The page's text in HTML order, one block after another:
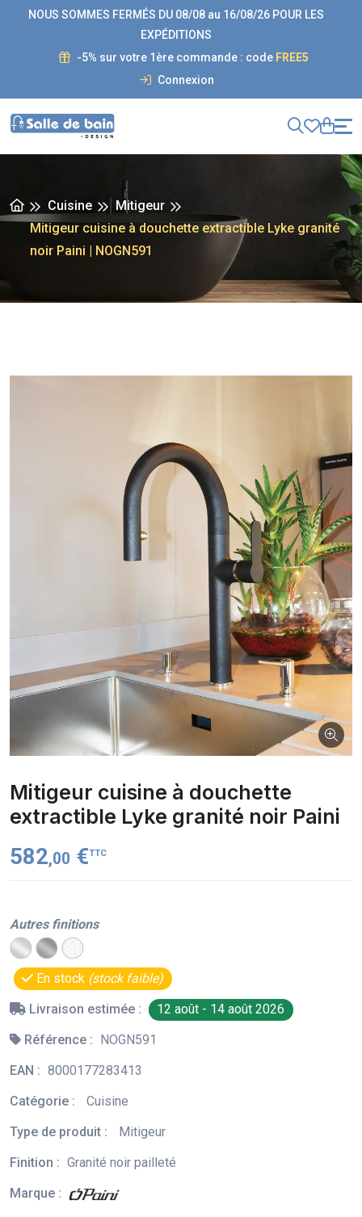
NOUS SOMMES FERMÉS DU 08/08 au 16/08/26 POUR LES
EXPÉDITIONS
-5% sur votre 1ère commande : code FREE5
Connexion
Cuisine
Mitigeur
Mitigeur cuisine à douchette extractible Lyke granité
noir Paini | NOGN591
Mitigeur cuisine à douchette
extractible Lyke granité noir Paini
582,00 €TTC
Autres finitions
En stock (stock faible)
Livraison estimée :
12 août - 14 août 2026
Référence :
NOGN591
EAN : 8000177283413
Catégorie :
Cuisine
Type de produit :
Mitigeur
Finition : Granité noir pailleté
Marque :